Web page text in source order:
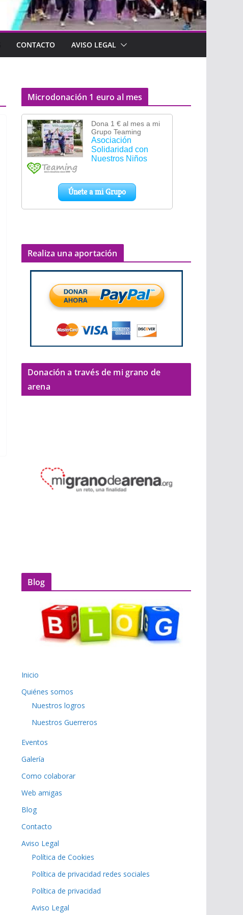
CONTACTO AVISO LEGAL
Microdonación 1 euro al mes
Realiza una aportación
Donación a través de mi grano de
arena
Blog
Inicio
Quiénes somos
Nuestros logros
Nuestros Guerreros
Eventos
Galería
Como colaborar
Web amigas
Blog
Contacto
Aviso Legal
Política de Cookies
Política de privacidad redes sociales
Política de privacidad
Aviso Legal